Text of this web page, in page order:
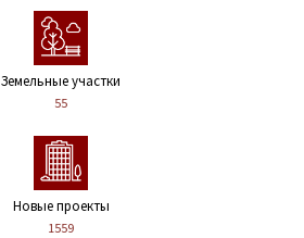
Земельные участки
55
Новые проекты
1559